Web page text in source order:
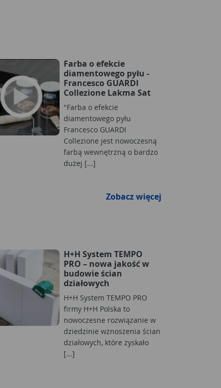
Farba o efekcie
diamentowego pyłu -
Francesco GUARDI
Collezione Lakma Sat
"Farba o efekcie
diamentowego pyłu
Francesco GUARDI
Collezione jest nowoczesną
farbą wewnętrzną o bardzo
dużej [...]
Zobacz więcej
H+H System TEMPO
PRO – nowa jakość w
budowie ścian
działowych
H+H System TEMPO PRO
firmy H+H Polska to
nowoczesne rozwiązanie w
dziedzinie wznoszenia ścian
działowych, które zyskało
[...]